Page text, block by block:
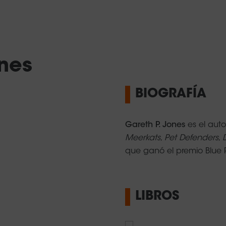
personalizado, contacta con nosotros ¡y te
BIOGRAFÍA
Gareth P. Jones es el
Meerkats, Pet Defenders,
que ganó el premio Blue
LIBROS